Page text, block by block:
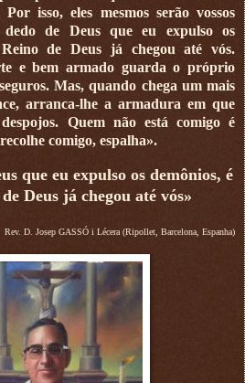
isso, eles mesmos serão vossos
de Deus que eu expulso os
de Deus já chegou até vós.
e bem armado guarda o próprio
Mas, quando chega um mais
arranca-lhe a armadura em que
Quem não está comigo é
comigo, espalha».
que eu expulso os demônios, é
Deus já chegou até vós»
Rev. D. Josep GASSÓ i Lécera (Ripollet, Barcelona, Espanha)